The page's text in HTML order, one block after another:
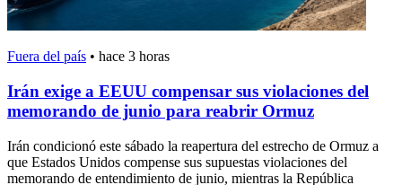
Fuera del país • hace 3 horas
Irán exige a EEUU compensar sus violaciones del
memorando de junio para reabrir Ormuz
Irán condicionó este sábado la reapertura del estrecho de Ormuz a
que Estados Unidos compense sus supuestas violaciones del
memorando de entendimiento de junio, mientras la República